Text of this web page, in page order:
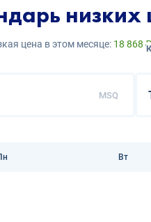
цена в этом месяце: 18 868 ₽
MSQ
Вт